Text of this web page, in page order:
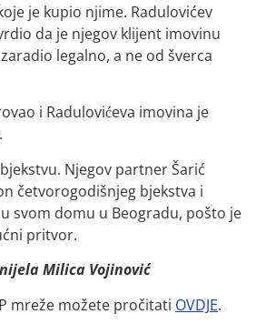
je kupio njime. Radulovićev
da je njegov klijent imovinu
legalno, a ne od šverca
i Radulovićeva imovina je
Njegov partner Šarić
četvorogodišnjeg bjekstva i
svom domu u Beogradu, pošto je
pritvor.
Milica Vojinović
mreže možete pročitati OVDJE.